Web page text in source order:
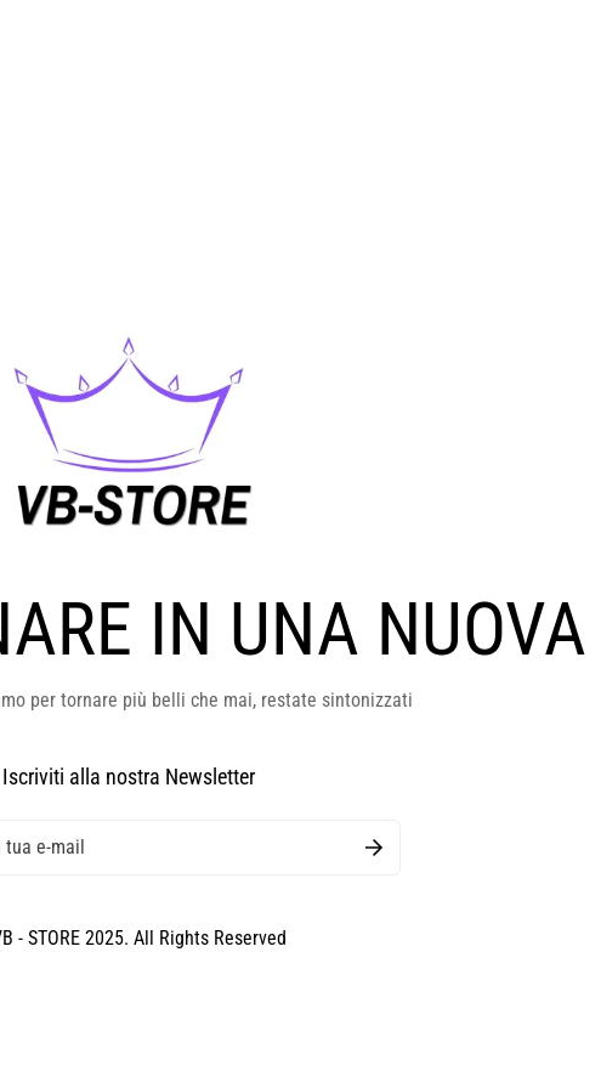
IN UNA
per tornare più belli che mai, restate sintonizzati
Iscriviti alla nostra Newsletter
- STORE 2025. All Rights Reserved